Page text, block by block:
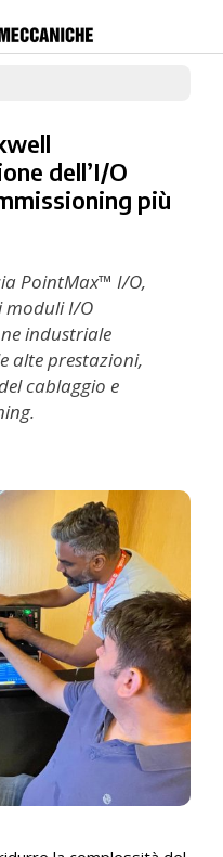
dell’I/O
più
PointMax™ I/O,
moduli I/O
industriale
alte prestazioni,
cablaggio e